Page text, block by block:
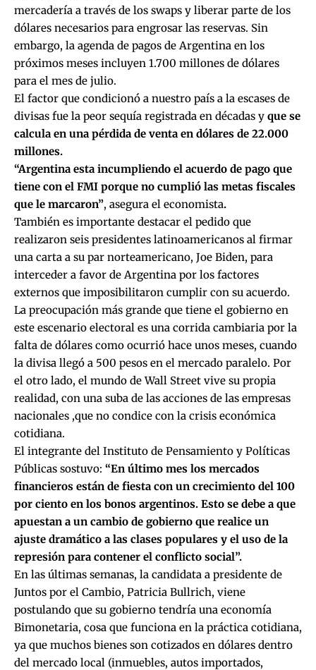
mercadería a través de los swaps y liberar parte de los
dólares necesarios para engrosar las reservas. Sin
embargo, la agenda de pagos de Argentina en los
próximos meses incluyen 1.700 millones de dólares
para el mes de julio.
El factor que condicionó a nuestro país a la escases de
divisas fue la peor sequía registrada en décadas y que se
calcula en una pérdida de venta en dólares de 22.000
millones.
“Argentina esta incumpliendo el acuerdo de pago que
tiene con el FMI porque no cumplió las metas fiscales
que le marcaron”, asegura el economista.
También es importante destacar el pedido que
realizaron seis presidentes latinoamericanos al firmar
una carta a su par norteamericano, Joe Biden, para
interceder a favor de Argentina por los factores
externos que imposibilitaron cumplir con su acuerdo.
La preocupación más grande que tiene el gobierno en
este escenario electoral es una corrida cambiaria por la
falta de dólares como ocurrió hace unos meses, cuando
la divisa llegó a 500 pesos en el mercado paralelo. Por
el otro lado, el mundo de Wall Street vive su propia
realidad, con una suba de las acciones de las empresas
nacionales ,que no condice con la crisis económica
cotidiana.
El integrante del Instituto de Pensamiento y Políticas
Públicas sostuvo: “En último mes los mercados
financieros están de fiesta con un crecimiento del 100
por ciento en los bonos argentinos. Esto se debe a que
apuestan a un cambio de gobierno que realice un
ajuste dramático a las clases populares y el uso de la
represión para contener el conflicto social”.
En las últimas semanas, la candidata a presidente de
Juntos por el Cambio, Patricia Bullrich, viene
postulando que su gobierno tendría una economía
Bimonetaria, cosa que funciona en la práctica cotidiana,
ya que muchos bienes son cotizados en dólares dentro
del mercado local (inmuebles, autos importados,